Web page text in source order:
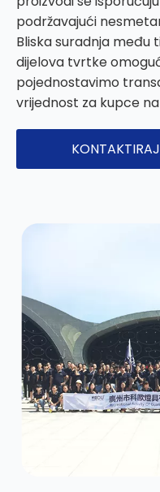
podržavajući
Bliska suradnja među
dijelova tvrtke
pojednostavimo
vrijednost za kupce